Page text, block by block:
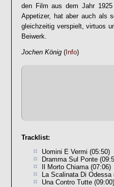
den Film aus dem Jahr
Appetizer, hat aber auch als
gleichzeitig verspielt, virtuos
Beiwerk.
Jochen König ( Info)
Tracklist:
Uomini E Vermi (05:50)
Dramma Sul Ponte
Il Morto Chiama (07:06)
La Scalinata Di Odessa
Una Contro Tutte (09:00)